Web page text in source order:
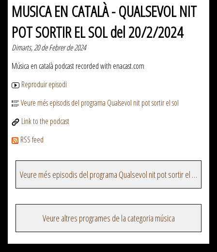
MUSICA EN CATALÀ - QUALSEVOL NIT
POT SORTIR EL SOL del 20/2/2024
Dimarts, 20 de Febrer de 2024
Música en català podcast recorded with enacast.com
Reproduir episodi
Veure més episodis del programa Qualsevol nit pot sortir el sol
Link to the podcast
RSS feed
Veure més episodis del programa Qualsevol nit pot sortir el sol
Veure altres programes de la categoria música